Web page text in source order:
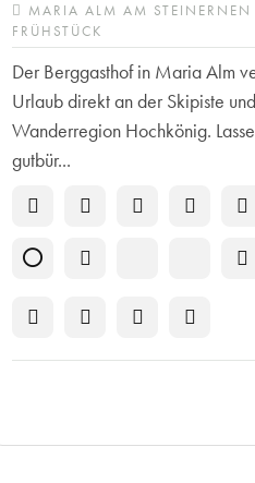
MARIA ALM AM
FRÜHSTÜCK
Der Berggasthof in Maria Alm
Urlaub direkt an der Skipiste
Wanderregion Hochkönig.
gutbür...